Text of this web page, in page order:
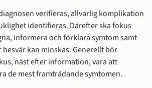
verifieras, allvarlig komplikation
identifieras. Därefter ska fokus
informera och förklara symtom samt
kan minskas. Generellt bör
näst efter information, vara att
de mest framträdande symtomen.